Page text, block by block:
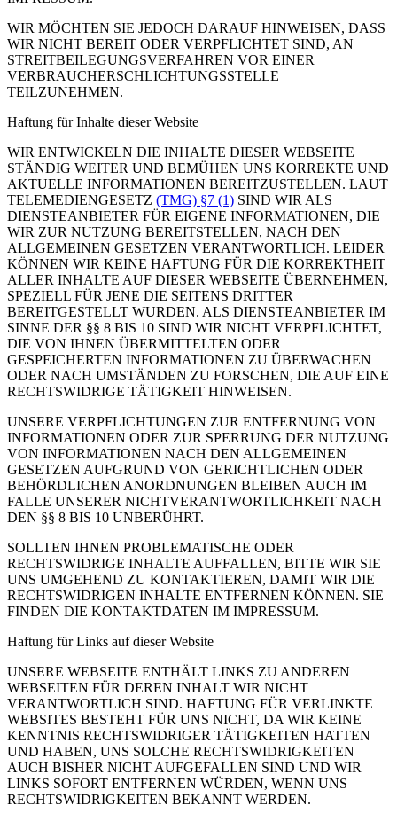
WIR MÖCHTEN SIE JEDOCH DARAUF HINWEISEN, DASS
WIR NICHT BEREIT ODER VERPFLICHTET SIND, AN
STREITBEILEGUNGSVERFAHREN VOR EINER
VERBRAUCHERSCHLICHTUNGSSTELLE
TEILZUNEHMEN.
Haftung für Inhalte dieser Website
WIR ENTWICKELN DIE INHALTE DIESER WEBSEITE
STÄNDIG WEITER UND BEMÜHEN UNS KORREKTE UND
AKTUELLE INFORMATIONEN BEREITZUSTELLEN. LAUT
TELEMEDIENGESETZ (TMG) §7 (1) SIND WIR ALS
DIENSTEANBIETER FÜR EIGENE INFORMATIONEN, DIE
WIR ZUR NUTZUNG BEREITSTELLEN, NACH DEN
ALLGEMEINEN GESETZEN VERANTWORTLICH. LEIDER
KÖNNEN WIR KEINE HAFTUNG FÜR DIE KORREKTHEIT
ALLER INHALTE AUF DIESER WEBSEITE ÜBERNEHMEN,
SPEZIELL FÜR JENE DIE SEITENS DRITTER
BEREITGESTELLT WURDEN. ALS DIENSTEANBIETER IM
SINNE DER §§ 8 BIS 10 SIND WIR NICHT VERPFLICHTET,
DIE VON IHNEN ÜBERMITTELTEN ODER
GESPEICHERTEN INFORMATIONEN ZU ÜBERWACHEN
ODER NACH UMSTÄNDEN ZU FORSCHEN, DIE AUF EINE
RECHTSWIDRIGE TÄTIGKEIT HINWEISEN.
UNSERE VERPFLICHTUNGEN ZUR ENTFERNUNG VON
INFORMATIONEN ODER ZUR SPERRUNG DER NUTZUNG
VON INFORMATIONEN NACH DEN ALLGEMEINEN
GESETZEN AUFGRUND VON GERICHTLICHEN ODER
BEHÖRDLICHEN ANORDNUNGEN BLEIBEN AUCH IM
FALLE UNSERER NICHTVERANTWORTLICHKEIT NACH
DEN §§ 8 BIS 10 UNBERÜHRT.
SOLLTEN IHNEN PROBLEMATISCHE ODER
RECHTSWIDRIGE INHALTE AUFFALLEN, BITTE WIR SIE
UNS UMGEHEND ZU KONTAKTIEREN, DAMIT WIR DIE
RECHTSWIDRIGEN INHALTE ENTFERNEN KÖNNEN. SIE
FINDEN DIE KONTAKTDATEN IM IMPRESSUM.
Haftung für Links auf dieser Website
UNSERE WEBSEITE ENTHÄLT LINKS ZU ANDEREN
WEBSEITEN FÜR DEREN INHALT WIR NICHT
VERANTWORTLICH SIND. HAFTUNG FÜR VERLINKTE
WEBSITES BESTEHT FÜR UNS NICHT, DA WIR KEINE
KENNTNIS RECHTSWIDRIGER TÄTIGKEITEN HATTEN
UND HABEN, UNS SOLCHE RECHTSWIDRIGKEITEN
AUCH BISHER NICHT AUFGEFALLEN SIND UND WIR
LINKS SOFORT ENTFERNEN WÜRDEN, WENN UNS
RECHTSWIDRIGKEITEN BEKANNT WERDEN.